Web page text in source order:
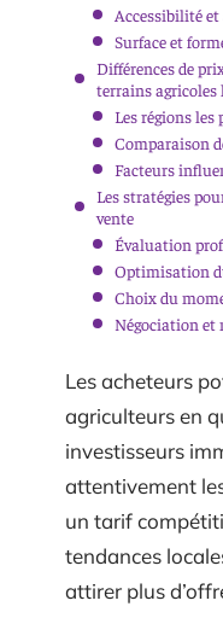
Accessibilité
Surface et
Différences de
terrains agricoles
Les régions les
Comparaison
Facteurs
Les stratégies
vente
Évaluation
Optimisation
Choix du
Négociation et
Les acheteurs
agriculteurs en
investisseurs
attentivement
un tarif
tendances
attirer plus